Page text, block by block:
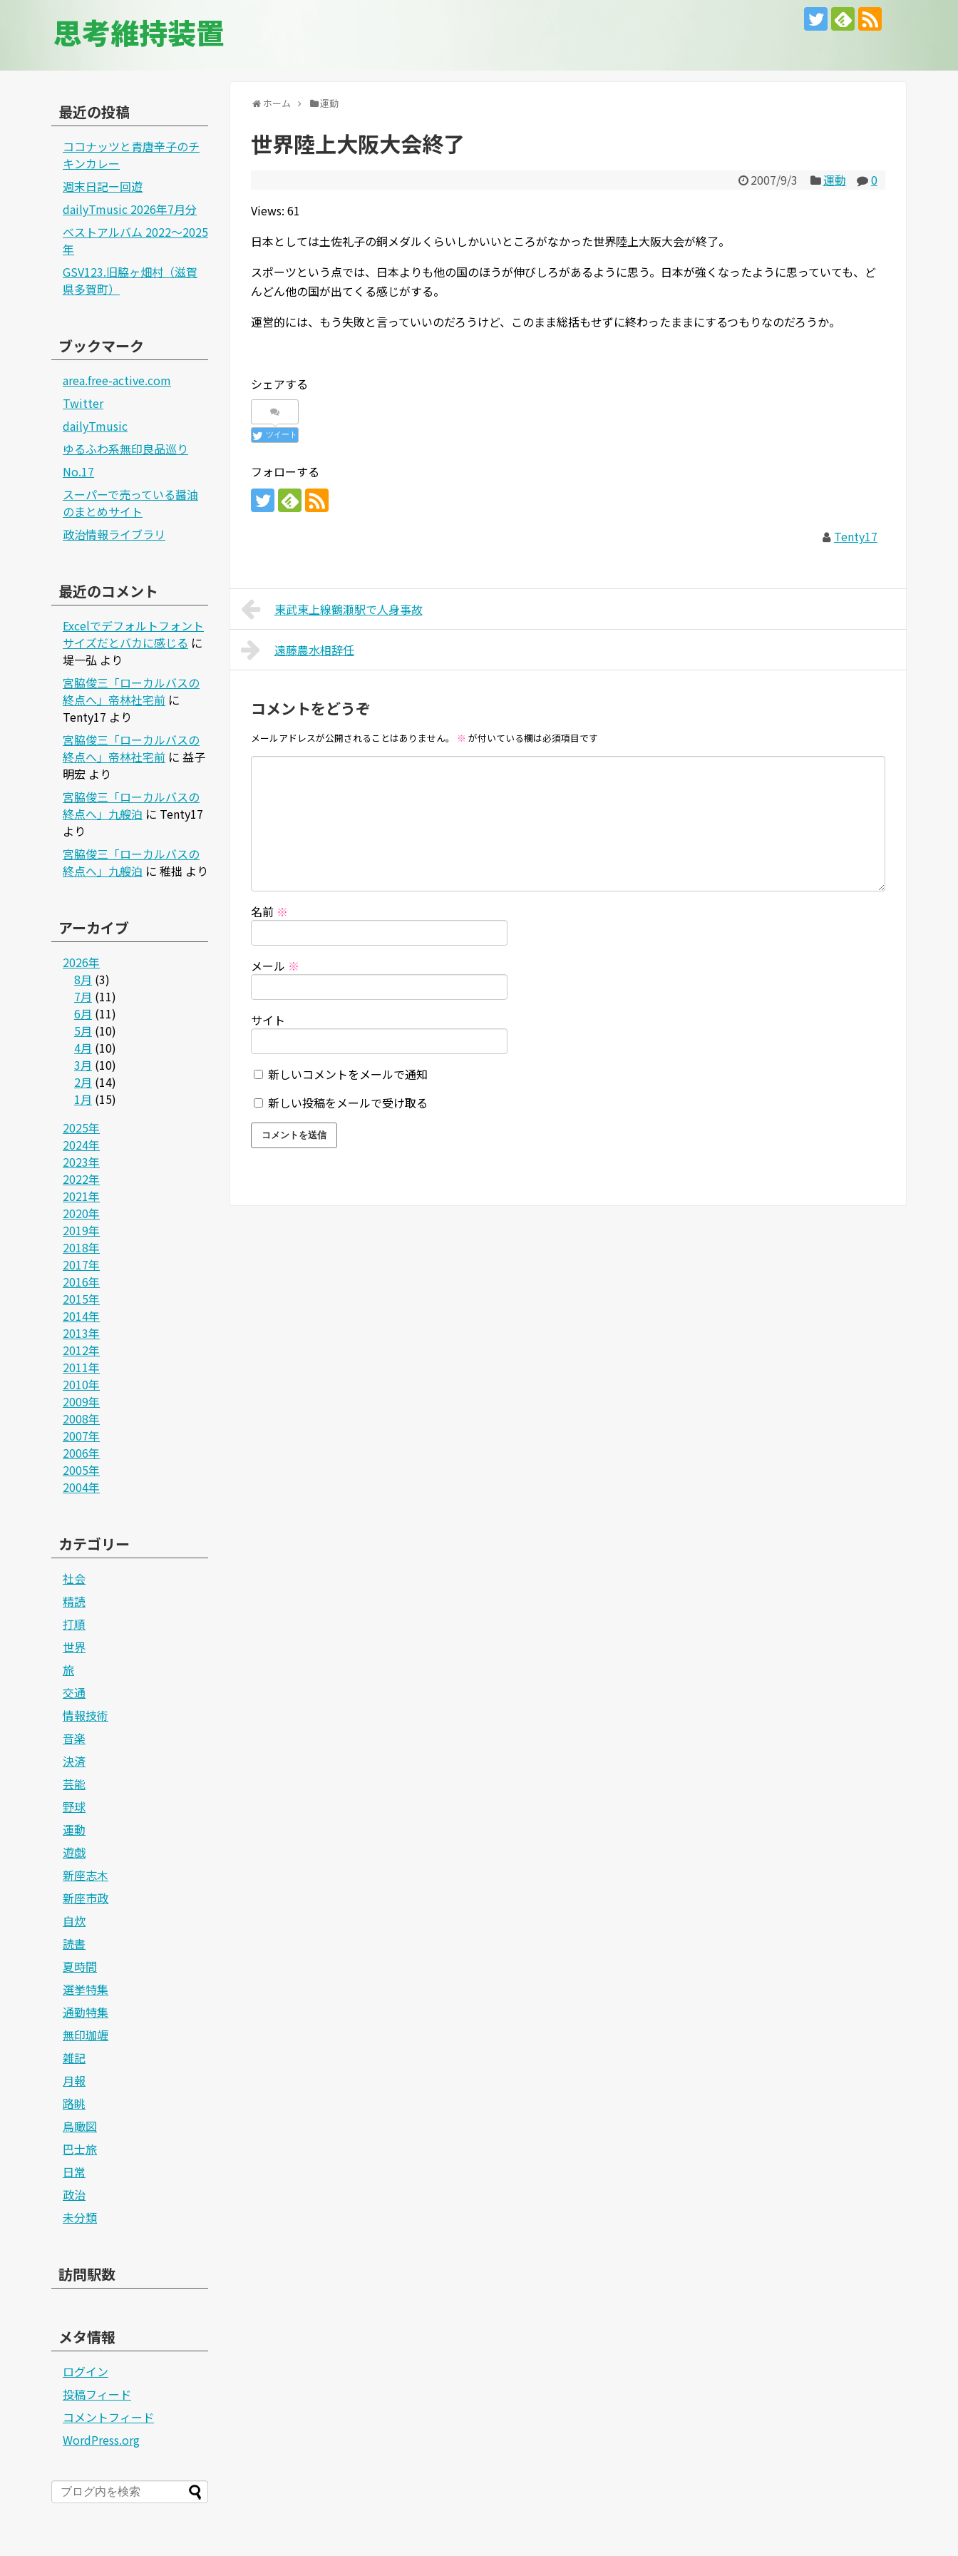
思考維持装置
ホーム 運動
世界陸上大阪大会終了
2007/9/3 運動
0
Views: 61
日本としては土佐礼子の銅メダルくらいしかいいところがなかった世界陸上大阪大会が終了。
スポーツという点では、日本よりも他の国のほうが伸びしろがあるように思う。日本が強くなったように思っていても、ど
んどん他の国が出てくる感じがする。
運営的には、もう失敗と言っていいのだろうけど、このまま総括もせずに終わったままにするつもりなのだろうか。
シェアする
ツイート
フォローする
Tenty17
東武東上線鶴瀬駅で人身事故
遠藤農水相辞任
コメントをどうぞ
メールアドレスが公開されることはありません。 ※ が付いている欄は必須項目です
名前 ※
メール ※
サイト
新しいコメントをメールで通知
新しい投稿をメールで受け取る
最近の投稿
ココナッツと青唐辛子のチ
キンカレー
週末日記ー回遊
dailyTmusic 2026年7月分
ベストアルバム 2022～2025
年
GSV123.旧脇ヶ畑村（滋賀
県多賀町）
ブックマーク
area.free-active.com
Twitter
dailyTmusic
ゆるふわ系無印良品巡り
No.17
スーパーで売っている醤油
のまとめサイト
政治情報ライブラリ
最近のコメント
Excelでデフォルトフォント
サイズだとバカに感じる に
堤一弘 より
宮脇俊三「ローカルバスの
終点へ」帝林社宅前 に
Tenty17 より
宮脇俊三「ローカルバスの
終点へ」帝林社宅前 に 益子
明宏 より
宮脇俊三「ローカルバスの
終点へ」九艘泊 に Tenty17
より
宮脇俊三「ローカルバスの
終点へ」九艘泊 に 稚拙 より
アーカイブ
2026年
8月 (3)
7月 (11)
6月 (11)
5月 (10)
4月 (10)
3月 (10)
2月 (14)
1月 (15)
2025年
2024年
2023年
2022年
2021年
2020年
2019年
2018年
2017年
2016年
2015年
2014年
2013年
2012年
2011年
2010年
2009年
2008年
2007年
2006年
2005年
2004年
カテゴリー
社会
精読
打順
世界
旅
交通
情報技術
音楽
決済
芸能
野球
運動
遊戯
新座志木
新座市政
自炊
読書
夏時間
選挙特集
通勤特集
無印珈竰
雑記
月報
路眺
鳥瞰図
巴士旅
日常
政治
未分類
訪問駅数
メタ情報
ログイン
投稿フィード
コメントフィード
WordPress.org